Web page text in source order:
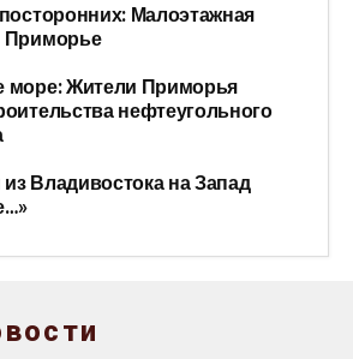
Малоэтажная
Приморье
море: Жители Приморья
нефтеугольного
Владивостока на Запад